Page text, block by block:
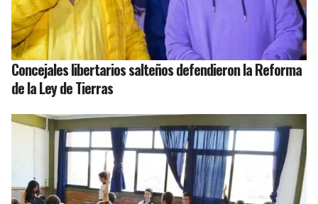
Concejales libertarios salteños defendieron la Reforma
de la Ley de Tierras